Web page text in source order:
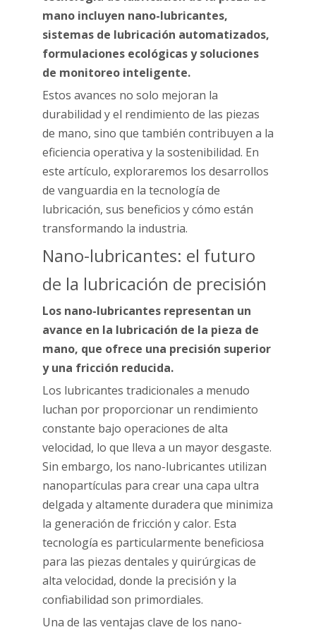
mano incluyen nano-lubricantes,
sistemas de lubricación automatizados,
formulaciones ecológicas y soluciones
de monitoreo inteligente.
Estos avances no solo mejoran la
durabilidad y el rendimiento de las piezas
de mano, sino que también contribuyen a la
eficiencia operativa y la sostenibilidad. En
este artículo, exploraremos los desarrollos
de vanguardia en la tecnología de
lubricación, sus beneficios y cómo están
transformando la industria.
Nano-lubricantes: el futuro
de la lubricación de precisión
Los nano-lubricantes representan un
avance en la lubricación de la pieza de
mano, que ofrece una precisión superior
y una fricción reducida.
Los lubricantes tradicionales a menudo
luchan por proporcionar un rendimiento
constante bajo operaciones de alta
velocidad, lo que lleva a un mayor desgaste.
Sin embargo, los nano-lubricantes utilizan
nanopartículas para crear una capa ultra
delgada y altamente duradera que minimiza
la generación de fricción y calor. Esta
tecnología es particularmente beneficiosa
para las piezas dentales y quirúrgicas de
alta velocidad, donde la precisión y la
confiabilidad son primordiales.
Una de las ventajas clave de los nano-